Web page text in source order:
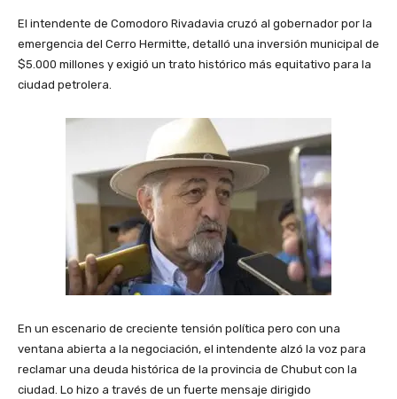
El intendente de Comodoro Rivadavia cruzó al gobernador por la
emergencia del Cerro Hermitte, detalló una inversión municipal de
$5.000 millones y exigió un trato histórico más equitativo para la
ciudad petrolera.
En un escenario de creciente tensión política pero con una
ventana abierta a la negociación, el intendente alzó la voz para
reclamar una deuda histórica de la provincia de Chubut con la
ciudad. Lo hizo a través de un fuerte mensaje dirigido